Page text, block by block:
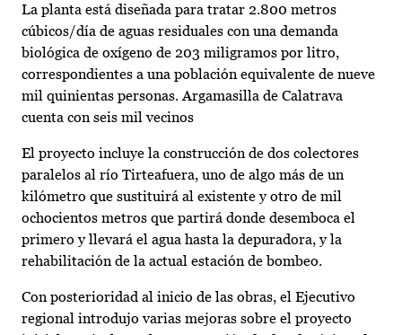
La planta está diseñada para tratar 2.800 metros
cúbicos/día de aguas residuales con una demanda
biológica de oxígeno de 203 miligramos por litro,
correspondientes a una población equivalente de nueve
mil quinientas personas. Argamasilla de Calatrava
cuenta con seis mil vecinos
El proyecto incluye la construcción de dos colectores
paralelos al río Tirteafuera, uno de algo más de un
kilómetro que sustituirá al existente y otro de mil
ochocientos metros que partirá donde desemboca el
primero y llevará el agua hasta la depuradora, y la
rehabilitación de la actual estación de bombeo.
Con posterioridad al inicio de las obras, el Ejecutivo
regional introdujo varias mejoras sobre el proyecto